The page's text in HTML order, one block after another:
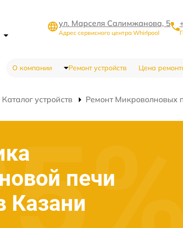
ул. Марселя Салимжанова, 5
Адрес сервисного центра Whirlpool
О компании Ремонт устройств Цена
Каталог устройств Ремонт Микроволновых
печи
Казани